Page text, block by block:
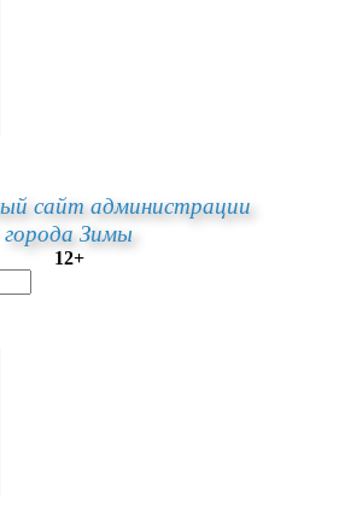
сайт администрации
города Зимы
12+